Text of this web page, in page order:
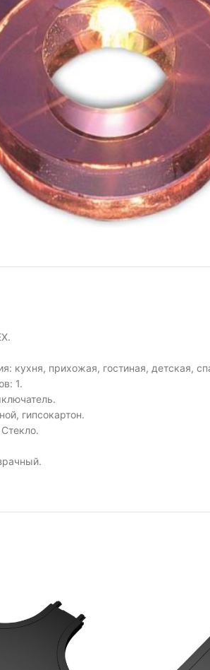
увеличить
кухня, прихожая, гостиная, детская,
1.
гипсокартон.